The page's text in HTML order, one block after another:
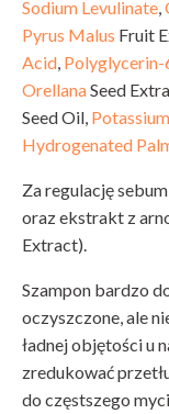
Sodium Levulinate
Pyrus Malus Fruit
Acid Polyglycerin-
OrellanaSeed
Seed Oil,
Hydrogenated
Za regulację
oraz ekstrakt z
Extract).
Szampon bardzo
oczyszczone, ale
ładnej objętości u
zredukować
do częstszego